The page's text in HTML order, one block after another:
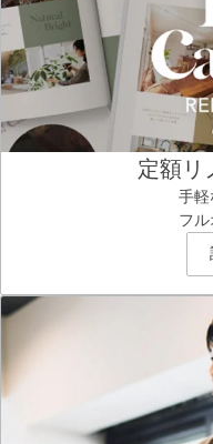
定額リ
手軽
フ